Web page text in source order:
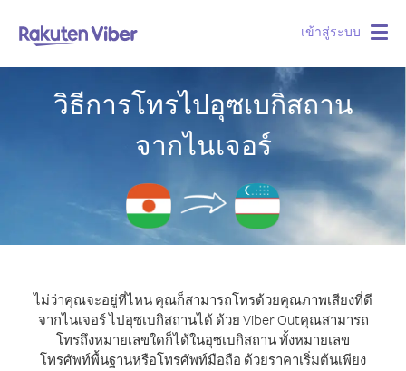
เข้าสู่ระบบ
วิธีการโทรไปอุซเบกิสถาน
จากไนเจอร์
ไม่ว่าคุณจะอยู่ที่ไหน คุณก็สามารถโทรด้วยคุณภาพเสียงที่ดี
จากไนเจอร์ ไปอุซเบกิสถานได้ ด้วย Viber Outคุณสามารถ
โทรถึงหมายเลขใดก็ได้ในอุซเบกิสถาน ทั้งหมายเลข
โทรศัพท์พื้นฐานหรือโทรศัพท์มือถือ ด้วยราคาเริ่มต้นเพียง